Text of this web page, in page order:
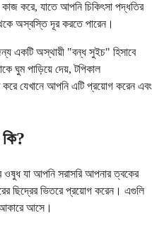
করে, যাতে আপনি চিকিৎসা পদ্ধতির
অস্বস্তি দূর করতে পারেন।
একটি অস্থায়ী "বন্ধ সুইচ" হিসাবে
ঘুম পাড়িয়ে দেয়, টপিকাল
যেখানে আপনি এটি প্রয়োগ করেন এবং
ওষুধ যা আপনি সরাসরি আপনার ত্বকের
ছিদ্রের ভিতরে প্রয়োগ করেন। এগুলি
আসে।